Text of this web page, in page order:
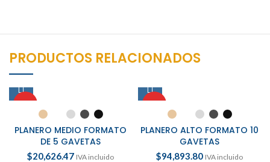
PRODUCTOS RELACIONADOS
PLANERO MEDIO FORMATO
DE 5 GAVETAS
$20,626.47 IVA incluido
PLANERO ALTO FORMATO 10
GAVETAS
$94,893.80 IVA incluido